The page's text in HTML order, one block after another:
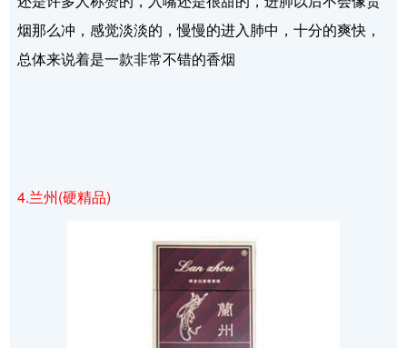
烟那么冲，感觉淡淡的，慢慢的进入肺中，十分的爽快，
总体来说着是一款非常不错的香烟
4.兰州(硬精品)